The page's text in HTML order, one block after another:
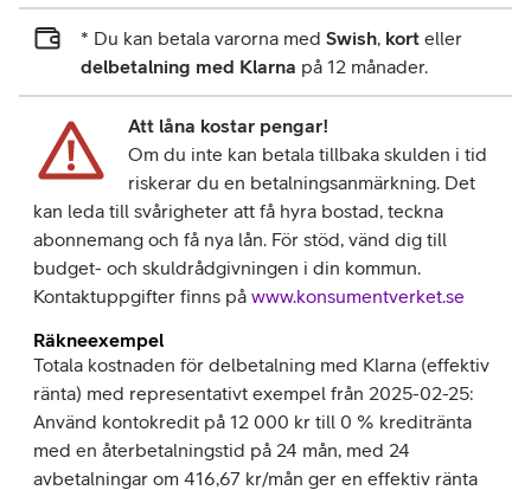
* Du kan betala varorna med Swish, kort eller
delbetalning med Klarna på 12 månader.
Att låna kostar pengar!
Om du inte kan betala tillbaka skulden i tid
riskerar du en betalningsanmärkning. Det
kan leda till svårigheter att få hyra bostad, teckna
abonnemang och få nya lån. För stöd, vänd dig till
budget- och skuldrådgivningen i din kommun.
Kontaktuppgifter finns på www.konsumentverket.se
Räkneexempel
Totala kostnaden för delbetalning med Klarna (effektiv
ränta) med representativt exempel från 2025-02-25:
Använd kontokredit på 12 000 kr till 0 % kreditränta
med en återbetalningstid på 24 mån, med 24
avbetalningar om 416,67 kr/mån ger en effektiv ränta